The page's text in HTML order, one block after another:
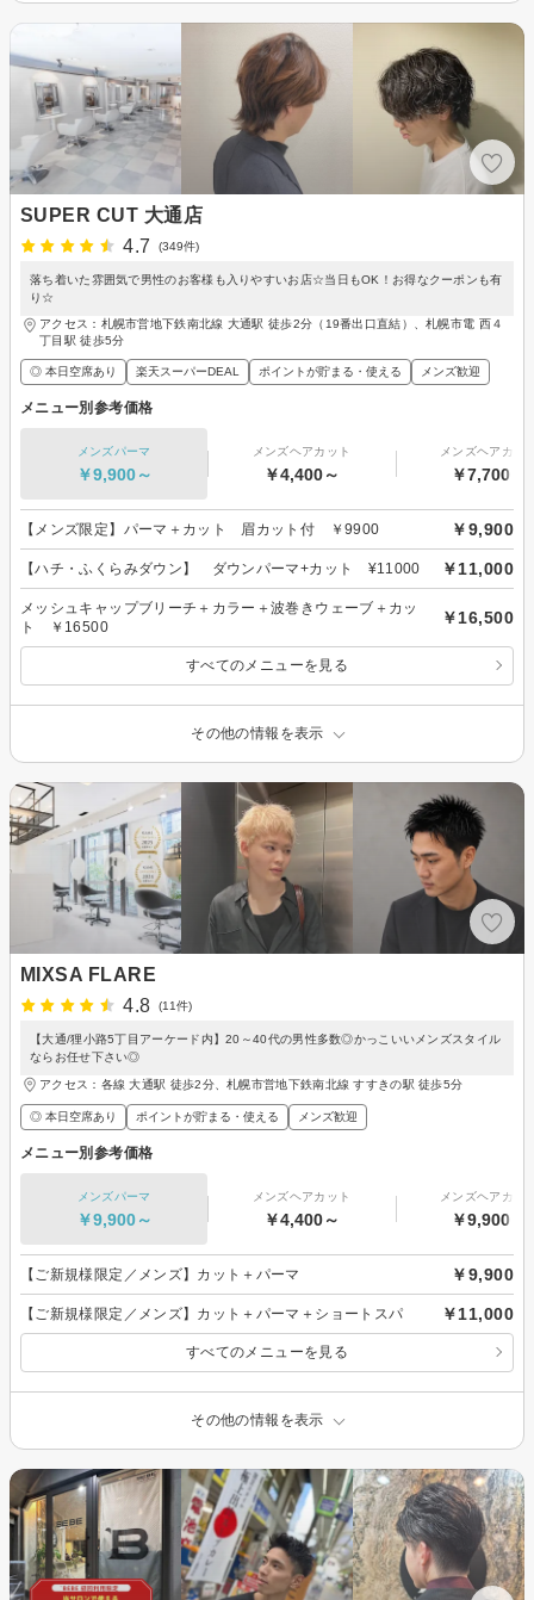
SUPER CUT 大通店
4.7
(349件)
落ち着いた雰囲気で男性のお客様も入りやすいお店☆当日もOK！お得なクーポンも有
り☆
アクセス：札幌市営地下鉄南北線 大通駅 徒歩2分（19番出口直結）、札幌市電 西４
丁目駅 徒歩5分
◎ 本日空席あり 楽天スーパーDEAL ポイントが貯まる・使える メンズ歓迎
メニュー別参考価格
メンズパーマ
￥9,900～
メンズヘアカット
￥4,400～
メンズヘアカラ
￥7,700～
【メンズ限定】パーマ＋カット 眉カット付 ￥9900 ￥9,900
【ハチ・ふくらみダウン】 ダウンパーマ+カット ¥11000 ￥11,000
メッシュキャップブリーチ＋カラー＋波巻きウェーブ＋カッ
ト ￥16500
￥16,500
すべてのメニューを見る
その他の情報を表示
MIXSA FLARE
4.8
(11件)
【大通/狸小路5丁目アーケード内】20～40代の男性多数◎かっこいいメンズスタイル
ならお任せ下さい◎
アクセス：各線 大通駅 徒歩2分、札幌市営地下鉄南北線 すすきの駅 徒歩5分
◎ 本日空席あり ポイントが貯まる・使える メンズ歓迎
メニュー別参考価格
メンズパーマ
￥9,900～
メンズヘアカット
￥4,400～
メンズヘアカラ
￥9,900～
【ご新規様限定／メンズ】カット＋パーマ ￥9,900
【ご新規様限定／メンズ】カット＋パーマ＋ショートスパ ￥11,000
すべてのメニューを見る
その他の情報を表示